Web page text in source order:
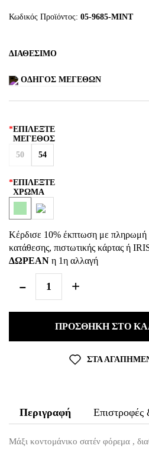
Κωδικός Προϊόντος: 05-9685-MINT
ΔΙΑΘΈΣΙΜΟ
ΟΔΗΓΌΣ ΜΕΓΕΘΏΝ
ΕΠΙΛΈΞΤΕ
ΜΈΓΕΘΟΣ
50
54
ΕΠΙΛΈΞΤΕ
ΧΡΏΜΑ
Κέρδισε 10% έκπτωση με πληρωμή
κατάθεσης, πιστωτικής κάρτας ή
ΔΩΡΕΑΝ η 1η αλλαγή
ΠΡΟΣΘΉΚΗ ΣΤΟ
ΣΤΑ
Περιγραφή
Μάξι κοντομάνικο σατέν φόρεμα ,